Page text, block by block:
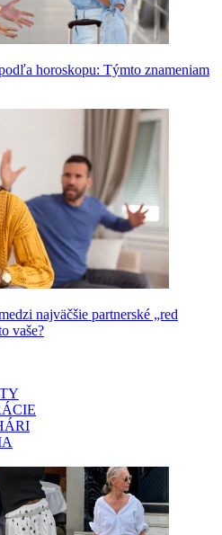
horoskopu: Týmto znameniam
najväčšie partnerské „red
vaše?